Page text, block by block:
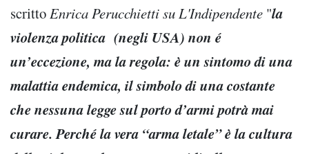
scrittoEnrica Perucchietti su L'Indipendente "la
violenza politica (negli USA) non é
un’eccezione, ma la regola: è un sintomo di una
malattia endemica, il simbolo di una costante
che nessuna legge sul porto d’armi potrà mai
curare. Perché la vera “arma letale” è la cultura